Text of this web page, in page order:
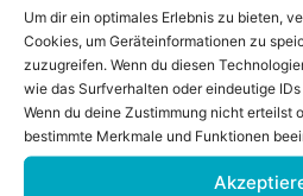
Um dir ein optimales Erlebnis zu bieten,
Cookies, um Geräteinformationen zu
zuzugreifen. Wenn du diesen
wie das Surfverhalten oder eindeutige
Wenn du deine Zustimmung nicht erteilst
bestimmte Merkmale und Funktionen